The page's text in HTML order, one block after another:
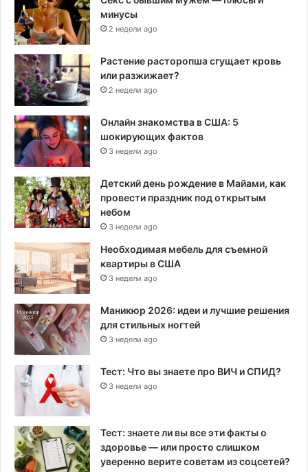
минусы
2 недели ago
Растение расторопша сгущает кровь
или разжижает?
2 недели ago
Онлайн знакомства в США: 5
шокирующих фактов
3 недели ago
Детский день рождение в Майами, как
провести праздник под открытым
небом
3 недели ago
Необходимая мебель для съемной
квартиры в США
3 недели ago
Маникюр 2026: идеи и лучшие решения
для стильных ногтей
3 недели ago
Тест: Что вы знаете про ВИЧ и СПИД?
3 недели ago
Тест: знаете ли вы все эти факты о
здоровье — или просто слишком
уверенно верите советам из соцсетей?